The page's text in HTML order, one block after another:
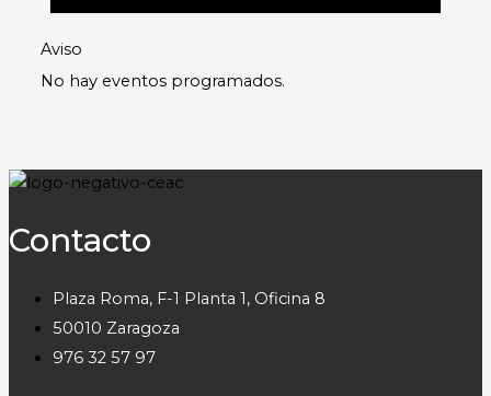
Aviso
No hay eventos programados.
Contacto
Plaza Roma, F-1 Planta 1, Oficina 8
50010 Zaragoza
976 32 57 97